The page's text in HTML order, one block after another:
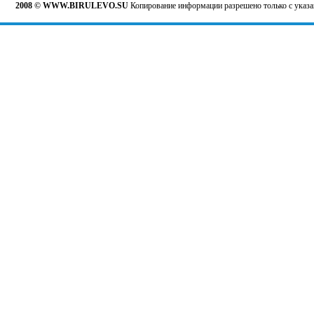
2008 © WWW.BIRULEVO.SU Копирование информации разрешено только с